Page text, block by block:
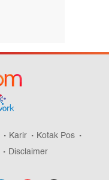
Karir
Kotak Pos
Disclaimer